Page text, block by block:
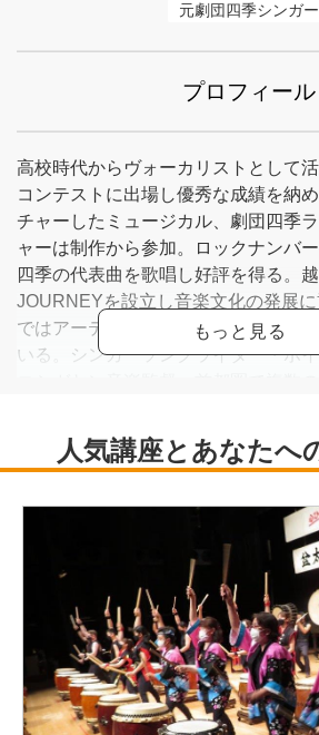
元劇団四季シンガー
プロフィール
高校時代からヴォーカリストとして
コンテストに出場し優秀な成績を納
チャーしたミュージカル、劇団四季
ャーは制作から参加。ロックナンバ
四季の代表曲を歌唱し好評を得る。
JOURNEYを設立し音楽文化の発展
ではアーティストに楽曲提供をし自
いる。シンガーソングライター・ボ